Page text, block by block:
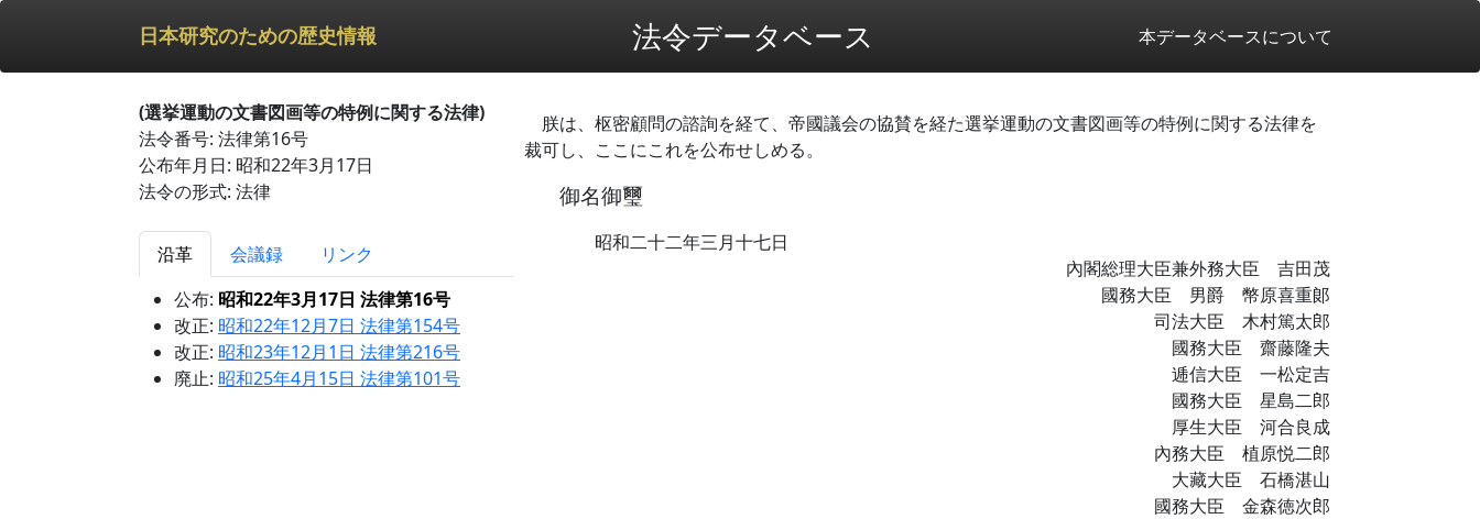
日本研究のための歴史情報 法令データベース 本データベースについて
(選挙運動の文書図画等の特例に関する法律)
法令番号: 法律第16号
公布年月日: 昭和22年3月17日
法令の形式: 法律
沿革 会議録
リンク
公布: 昭和22年3月17日 法律第16号
改正: 昭和22年12月7日 法律第154号
改正: 昭和23年12月1日 法律第216号
廃止: 昭和25年4月15日 法律第101号
朕は、枢密顧問の諮詢を経て、帝國議会の協賛を経た選挙運動の文書図画等の特例に関する法律を
裁可し、ここにこれを公布せしめる。
御名御璽
昭和二十二年三月十七日
內閣総理大臣兼外務大臣 吉田茂
國務大臣 男爵 幣原喜重郞
司法大臣 木村篤太郎
國務大臣 齋藤隆夫
逓信大臣 一松定吉
國務大臣 星島二郎
厚生大臣 河合良成
內務大臣 植原悦二郎
大藏大臣 石橋湛山
國務大臣 金森徳次郎